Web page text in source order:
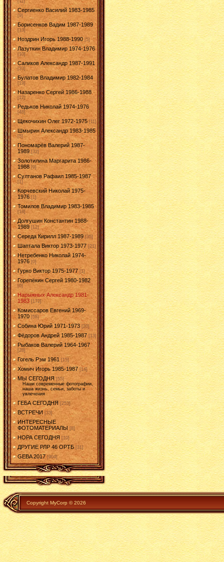
[11]
Сергиенко Василий 1983-1985
[9]
Борисенков Вадим 1987-1989
[13]
Ноздрин Игорь 1988-1990 [5]
Лазуткин Владимир 1974-1976
[10]
Саликов Александр 1987-1991
[33]
Булатов Владимир 1982-1984
[19]
Назаренко Сергей 1986-1988
[12]
Редьков Николай 1974-1976
[48]
Щекочихин Олег 1972-1975 [11]
Шмырин Александр 1983-1985
[5]
Пономарёв Валерий 1987-
1989 [32]
Золотилина Маргарита 1986-
1988 [9]
Султанов Рафаил 1985-1987
[1]
Корчевский Николай 1975-
1976 [1]
Томилов Владимир 1983-1985
[18]
Долгушин Константин 1988-
1989 [12]
Середа Кирилл 1987-1989 [35]
Шаптала Виктор 1973-1977 [21]
Нетребенко Николай 1974-
1976 [0]
Гурко Виктор 1975-1977 [1]
Горепёкин Сергей 1980-1982
[0]
Нарыжных Александр 1981-
1983 [172]
Комиссаров Евгений 1969-
1970 [58]
Собина Юрий 1971-1973 [20]
Фёдоров Андрей 1985-1987 [13]
Рыбаков Валерий 1964-1967
[28]
Гогель Рэм 1961 [15]
Хомич Игорь 1985-1987 [14]
МЫ СЕГОДНЯ [55]
Наши современные фотографии,
наша жизнь, семьи, заботы и
увлечения
ГЕБА СЕГОДНЯ [253]
ВСТРЕЧИ [33]
ИНТЕРЕСНЫЕ
ФОТОМАТЕРИАЛЫ [8]
НОРА СЕГОДНЯ [10]
ДРУГИЕ РЛР 46 ОРТБ [31]
GEBA 2017 [904]
Copyright MyCorp © 2026